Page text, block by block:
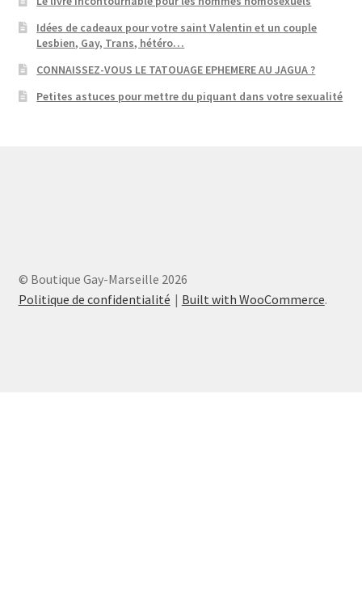
Idées de cadeaux pour votre saint Valentin et un couple
Lesbien, Gay, Trans, hétéro…
CONNAISSEZ-VOUS LE TATOUAGE EPHEMERE AU JAGUA ?
Petites astuces pour mettre du piquant dans votre sexualité
© Boutique Gay-Marseille 2026
Politique de confidentialité
Built with WooCommerce.